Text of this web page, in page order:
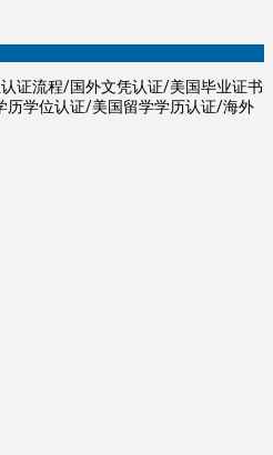
证流程/国外文凭认证/美国毕业证书
学位认证/美国留学学历认证/海外